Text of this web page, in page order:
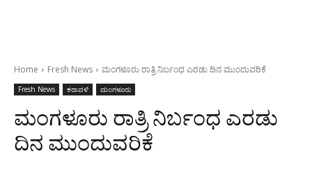
Home Fresh News ಮಂಗಳೂರು ರಾತ್ರಿ ನಿರ್ಬಂಧ ಎರಡು ದಿನ ಮುಂದುವರಿಕೆ
Fresh News ಕರಾವಳಿ ಮಂಗಳೂರು
ಮಂಗಳೂರು ರಾತ್ರಿ ನಿರ್ಬಂಧ ಎರಡು
ದಿನ ಮುಂದುವರಿಕೆ